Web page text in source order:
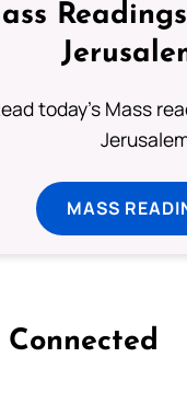
today's Mass
MASS
Connected